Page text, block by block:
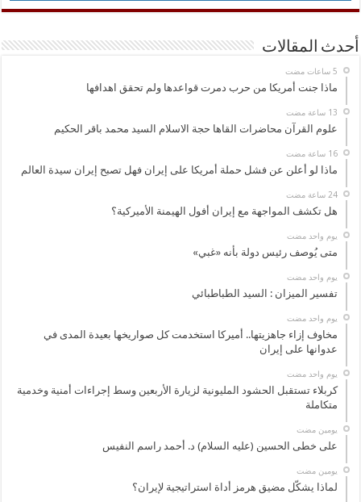
أحدث المقالات
ماذا جنت أمريكا من حرب دمرت قواعدها ولم تحقق اهدافها
علوم القرآن محاضرات القاها حجة الاسلام السيد محمد باقر الحكيم
‏16 ساعة مضت
ماذا لو أعلن عن فشل حملة أمريكا على إيران فهل تصبح إيران سيدة العالم
‏24 ساعة مضت
هل تكشف المواجهة مع إيران أفول الهيمنة الأميركية؟
‏يوم واحد مضت
متى يُوصف رئيس دولة بأنه «غبي»
‏يوم واحد مضت
تفسير الميزان : السيد الطباطبائي
‏يوم واحد مضت
مخاوف إزاء جاهزيتها.. أميركا استخدمت كل صواريخها بعيدة المدى في
عدوانها على إيران
‏يوم واحد مضت
كربلاء تستقبل الحشود المليونية لزيارة الأربعين وسط إجراءات أمنية وخدمية
متكاملة
‏يومين مضت
على خطى الحسين (عليه السلام) د. أحمد راسم النفيس
‏يومين مضت
لماذا يشكّل مضيق هرمز أداة استراتيجية لإيران؟